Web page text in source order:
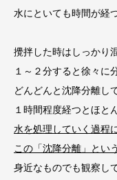
水にといても時間が経
攪拌した時はしっかり
１～２分すると徐々に
どんどんと沈降分離し
１時間程度経つとほと
水を処理していく過程
この「沈降分離」とい
身近なものでも観察し